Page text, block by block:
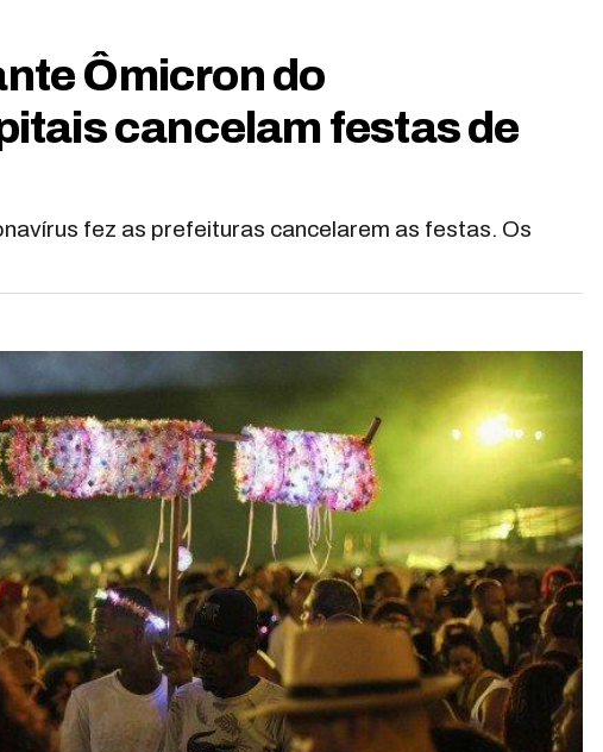
Ômicron do
cancelam festas de
fez as prefeituras cancelarem as festas. Os